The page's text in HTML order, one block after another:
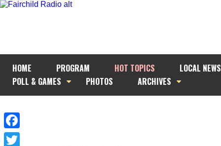
HOME PROGRAM HOT TOPICS
LOCAL NEWS
POLL & GAMES
PHOTOS ARCHIVES
Facebook